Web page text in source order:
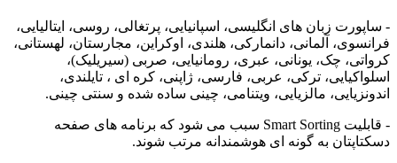
زبان هایانگلیسی، اسپانیایی، پرتغالی، روسی، ایتالیایی،
آلمانی، دانمارکی، هلندی، اوکراین، مجارستان، لهستانی،
چک، یونانی، عبری، رومانیایی، صربی (سیریلیک)،
ترکی، عربی، فارسی، ژاپنی، کره ای ، تایلندی،
مالزیایی، ویتنامی، چینی ساده شده و سنتی چینی.
- قابلیت Smart Sorting سبب می شود که برنامه های صفحه
به گونه ای هوشمندانه مرتب شوند.